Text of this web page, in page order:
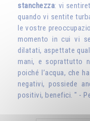
stanchezza: vi
quando vi sentite
le vostre
momento in cui vi
dilatati, aspettate
mani, e soprattutto
poiché l’acqua, che
negativi, possiede
positivi, benefici. " -